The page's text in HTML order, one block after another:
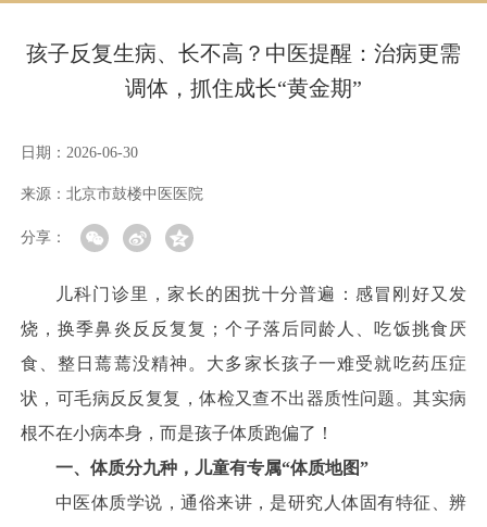
孩子反复生病、长不高？中医提醒：治病更需
调体，抓住成长“黄金期”
日期： 2026-06-30
来源： 北京市鼓楼中医医院
分享：
儿科门诊里，家长的困扰十分普遍：感冒刚好又发
烧，换季鼻炎反反复复；个子落后同龄人、吃饭挑食厌
食、整日蔫蔫没精神。大多家长孩子一难受就吃药压症
状，可毛病反反复复，体检又查不出器质性问题。其实病
根不在小病本身，而是孩子体质跑偏了！
一、体质分九种，儿童有专属“体质地图”
中医体质学说，通俗来讲，是研究人体固有特征、辨